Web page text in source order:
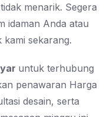
menarik. Segera
idaman Anda atau
kami sekarang.
untuk terhubung
penawaran Harga
desain, serta